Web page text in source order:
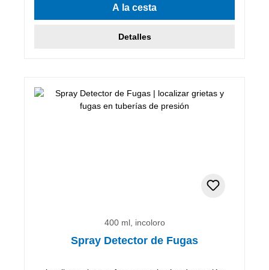
A la cesta
Detalles
400 ml, incoloro
Spray Detector de Fugas